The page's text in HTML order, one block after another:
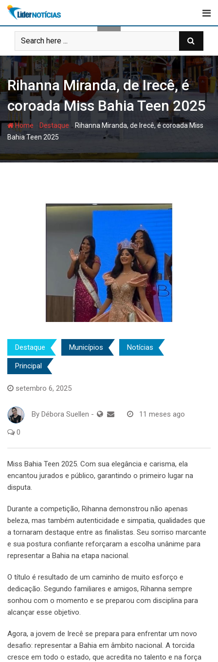
Skip
content
Rihanna Miranda, de Irecê, é
coroada Miss Bahia Teen 2025
Home Destaque - Rihanna Miranda, de Irecê, é coroada Miss
Bahia Teen 2025
Destaque Municípios Notícias
Principal
setembro 6, 2025
By Débora Suellen - 11 meses ago
0
Miss Bahia Teen 2025. Com sua elegância e carisma, ela
encantou jurados e público, garantindo o primeiro lugar na
disputa.
Durante a competição, Rihanna demonstrou não apenas
beleza, mas também autenticidade e simpatia, qualidades que
a tornaram destaque entre as finalistas. Seu sorriso marcante
e sua postura confiante reforçaram a escolha unânime para
representar a Bahia na etapa nacional.
O título é resultado de um caminho de muito esforço e
dedicação. Segundo familiares e amigos, Rihanna sempre
sonhou com o momento e se preparou com disciplina para
alcançar esse objetivo.
Agora, a jovem de Irecê se prepara para enfrentar um novo
desafio: representar a Bahia em âmbito nacional. A torcida
cresce em todo o estado, que acredita no talento e na força